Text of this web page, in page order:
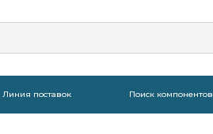
Линия поставок Поиск компонентов